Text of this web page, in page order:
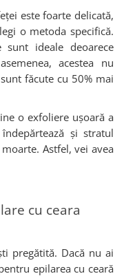
este foarte delicată,
o metoda specifică.
sunt ideale deoarece
acestea nu
făcute cu 50% mai
o exfoliere ușoară a
și stratul
Astfel, vei avea
cu ceara
pregătită. Dacă nu ai
epilarea cu ceară